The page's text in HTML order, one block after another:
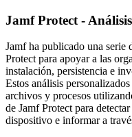
Jamf Protect -
Jamf ha publicado una serie
Protect para apoyar a las
instalación, persistencia e
Estos análisis
archivos y procesos
de Jamf Protect para
dispositivo e informar a